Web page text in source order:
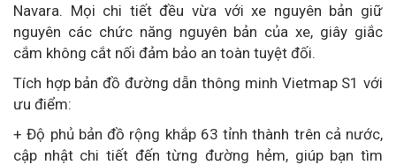
Navara. Mọi chi tiết đều vừa với xe nguyên bản giữ
nguyên các chức năng nguyên bản của xe, giây giắc
cắm không cắt nối đảm bảo an toàn tuyệt đối.
Tích hợp bản đồ đường dẫn thông minh Vietmap S1 với
ưu điểm:
+ Độ phủ bản đồ rộng khắp 63 tỉnh thành trên cả nước,
cập nhật chi tiết đến từng đường hẻm, giúp bạn tìm